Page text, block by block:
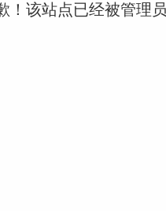
！该站点已经被管理